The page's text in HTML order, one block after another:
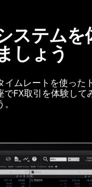
ステムを
しょう
イムレートを使った
FX取引を体験して